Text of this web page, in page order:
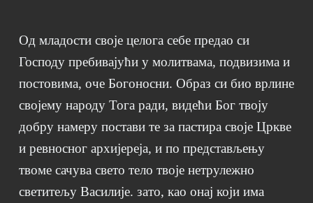
Од младости своје целога себе предао си
Господу пребивајући у молитвама, подвизима и
постовима, оче Богоносни. Образ си био врлине
својему народу Тога ради, видећи Бог твоју
добру намеру постави те за пастира своје Цркве
и ревносног архијереја, и по представљењу
твоме сачува свето тело твоје нетрулежно
светитељу Василије. зато, као онај који има